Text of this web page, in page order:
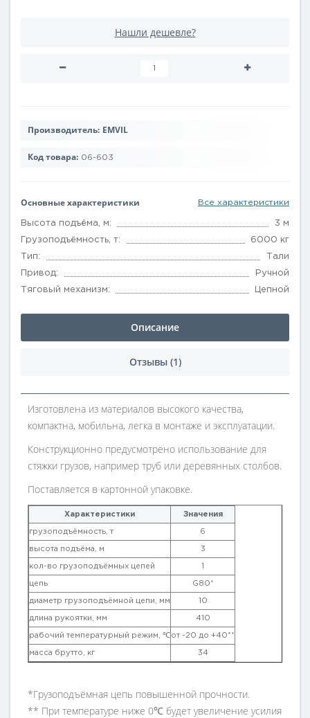
Нашли дешевле?
Производитель: EMVIL
Код товара: 06-603
Основные характеристики Все характеристики
Высота подъёма, м: 3 м
Грузоподъёмность, т: 6000 кг
Тип: Тали
Привод: Ручной
Тяговый механизм: Цепной
Описание
Отзывы (1)
Изготовлена из материалов высокого качества,
компактна, мобильна, легка в монтаже и эксплуатации.
Конструкционно предусмотрено использование для
стяжки грузов, например труб или деревянных столбов.
Поставляется в картонной упаковке.
Характеристики Значения
грузоподъёмность, т 6
высота подъёма, м 3
кол-во грузоподъёмных цепей 1
цепь G80*
диаметр грузоподъёмной цепи, мм 10
длина рукоятки, мм 410
рабочий температурный режим, ℃ от -20 до +40**
масса брутто, кг 34
*Грузоподъёмная цепь повышенной прочности.
** При температуре ниже 0℃ будет увеличение усилия